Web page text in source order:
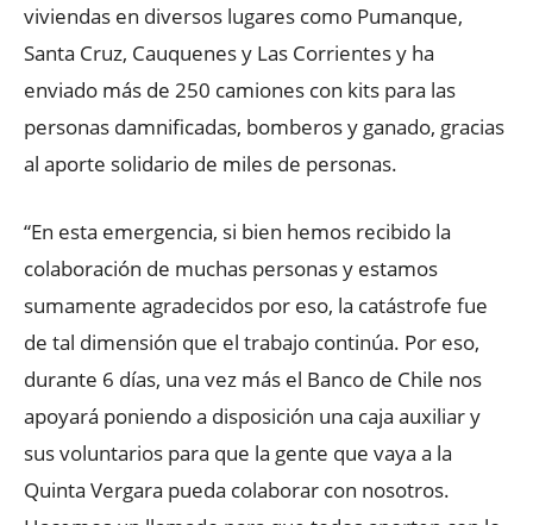
viviendas en diversos lugares como Pumanque,
Santa Cruz, Cauquenes y Las Corrientes y ha
enviado más de 250 camiones con kits para las
personas damnificadas, bomberos y ganado, gracias
al aporte solidario de miles de personas.
“En esta emergencia, si bien hemos recibido la
colaboración de muchas personas y estamos
sumamente agradecidos por eso, la catástrofe fue
de tal dimensión que el trabajo continúa. Por eso,
durante 6 días, una vez más el Banco de Chile nos
apoyará poniendo a disposición una caja auxiliar y
sus voluntarios para que la gente que vaya a la
Quinta Vergara pueda colaborar con nosotros.